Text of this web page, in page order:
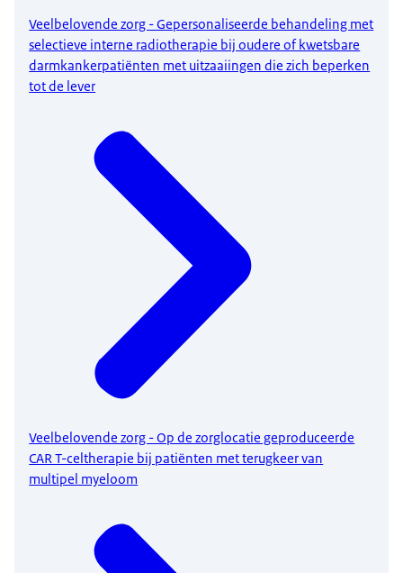
Veelbelovende zorg - Gepersonaliseerde behandeling met
selectieve interne radiotherapie bij oudere of kwetsbare
darmkankerpatiënten met uitzaaiingen die zich beperken
tot de lever
Veelbelovende zorg - Op de zorglocatie geproduceerde
CAR T-celtherapie bij patiënten met terugkeer van
multipel myeloom